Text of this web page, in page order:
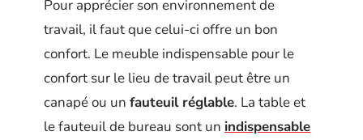
Pour apprécier son environnement de
travail, il faut que celui-ci offre un bon
confort. Le meuble indispensable pour le
confort sur le lieu de travail peut être un
canapé ou un fauteuil réglable. La table et
le fauteuil de bureau sont un indispensable